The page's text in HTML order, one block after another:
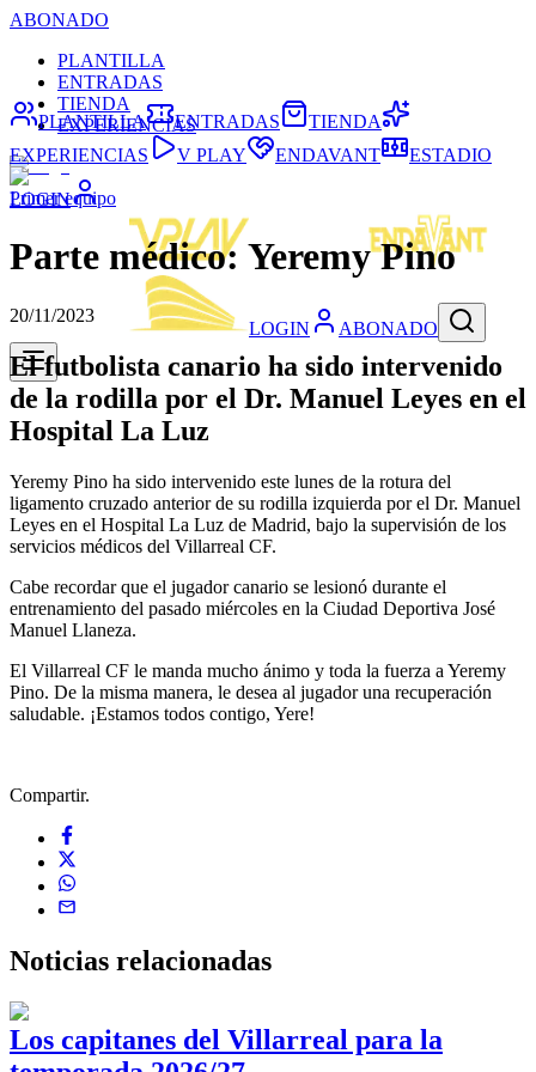
ABONADO
PLANTILLA
ENTRADAS
TIENDA
EXPERIENCIAS
LOGIN
LOGIN ABONADO
PLANTILLA ENTRADAS
TIENDA
EXPERIENCIAS
V PLAY ENDAVANT ESTADIO
Primer equipo
Parte médico: Yeremy Pino
20/11/2023
El futbolista canario ha sido intervenido
de la rodilla por el Dr. Manuel Leyes en el
Hospital La Luz
Yeremy Pino ha sido intervenido este lunes de la rotura del
ligamento cruzado anterior de su rodilla izquierda por el Dr. Manuel
Leyes en el Hospital La Luz de Madrid, bajo la supervisión de los
servicios médicos del Villarreal CF.
Cabe recordar que el jugador canario se lesionó durante el
entrenamiento del pasado miércoles en la Ciudad Deportiva José
Manuel Llaneza.
El Villarreal CF le manda mucho ánimo y toda la fuerza a Yeremy
Pino. De la misma manera, le desea al jugador una recuperación
saludable. ¡Estamos todos contigo, Yere!
Compartir.
Noticias relacionadas
Los capitanes del Villarreal para la